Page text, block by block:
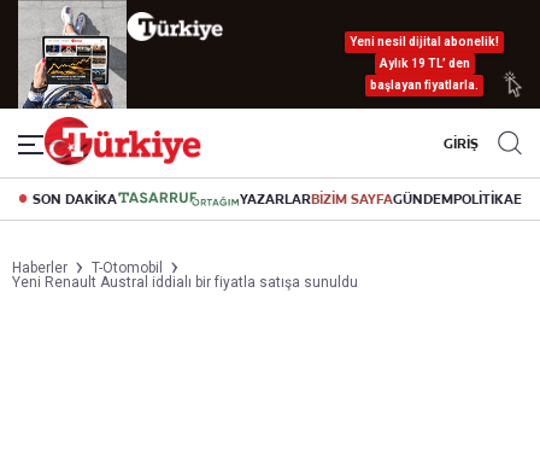
Yeni nesil dijital abonelik!
Aylık 19 TL’ den
başlayan fiyatlarla.
GİRİŞ
SON DAKİKA YAZARLARBİZİM SAYFAGÜNDEMPOLİTİKA
Haberler
T-Otomobil
Yeni Renault Austral iddialı bir fiyatla satışa sunuldu